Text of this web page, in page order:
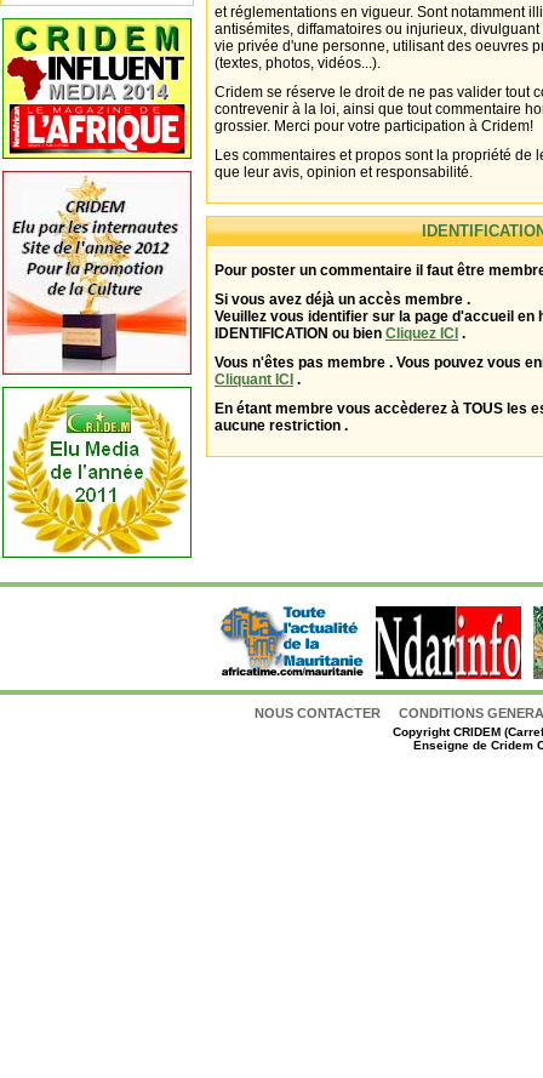
et réglementations en vigueur. Sont notamment
antisémites, diffamatoires ou injurieux,
vie privée d'une personne, utilisant des oeuvres
(textes, photos, vidéos...).
Cridem se réserve le droit de ne pas valider tout
contrevenir à la loi, ainsi que tout commentaire
grossier. Merci pour votre participation à Cridem!
Les commentaires et propos sont la propriété de
que leur avis, opinion et responsabilité.
Pour poster un commentaire il faut être
Si vous avez déjà un accès membre .
Veuillez vous identifier sur la page d'accueil en
IDENTIFICATION ou bien Cliquez ICI .
Vous n'êtes pas membre . Vous pouvez vous
Cliquant ICI .
En étant membre vous accèderez à TOUS les
aucune restriction .
NOUS CONTACTER CONDITIONS
CopyrightCRIDEM
Enseigne de Cridem